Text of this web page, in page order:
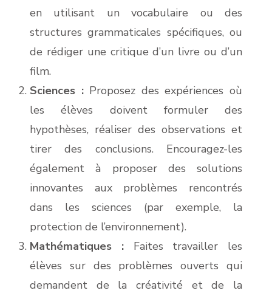
en utilisant un vocabulaire ou des
structures grammaticales spécifiques, ou
de rédiger une critique d’un livre ou d’un
film.
Sciences :Proposez des expériences où
les élèves doivent formuler des
hypothèses, réaliser des observations et
tirer des conclusions. Encouragez-les
également à proposer des solutions
innovantes aux problèmes rencontrés
dans les sciences (par exemple, la
protection de l’environnement).
Mathématiques :Faites travailler les
élèves sur des problèmes ouverts qui
demandent de la créativité et de la